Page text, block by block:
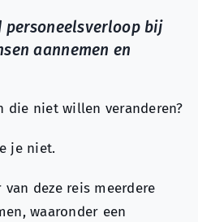
bij
aannemen en
die niet willen veranderen?
je niet.
deze reis meerdere
waaronder een